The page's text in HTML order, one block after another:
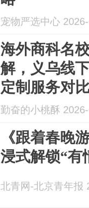
宠物严选中心
海外商科名
解，义乌线
定制服务对
勤奋的小桃酥
《跟着春晚
浸式解锁“有
北青网-北京青年报